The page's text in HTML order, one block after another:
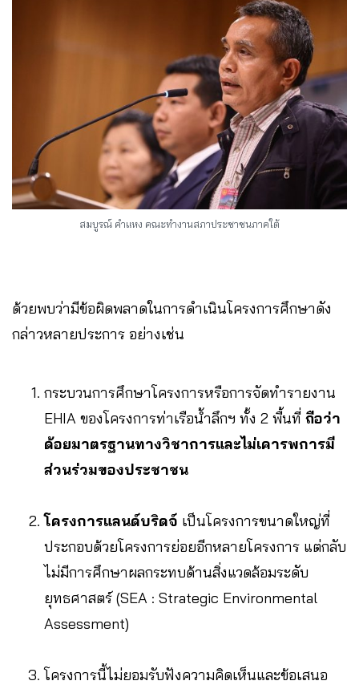
สมบูรณ์ คำแหง คณะทำงานสภาประชาชนภาคใต้
ด้วยพบว่ามีข้อผิดพลาดในการดำเนินโครงการศึกษาดัง
กล่าวหลายประการ อย่างเช่น
กระบวนการศึกษาโครงการหรือการจัดทำรายงาน
EHIA ของโครงการท่าเรือน้ำลึกฯ ทั้ง 2 พื้นที่ ถือว่า
ด้อยมาตรฐานทางวิชาการและไม่เคารพการมี
ส่วนร่วมของประชาชน
โครงการแลนด์บริดจ์ เป็นโครงการขนาดใหญ่ที่
ประกอบด้วยโครงการย่อยอีกหลายโครงการ แต่กลับ
ไม่มีการศึกษาผลกระทบด้านสิ่งแวดล้อมระดับ
ยุทธศาสตร์ (SEA : Strategic Environmental
Assessment)
โครงการนี้ไม่ยอมรับฟังความคิดเห็นและข้อเสนอ